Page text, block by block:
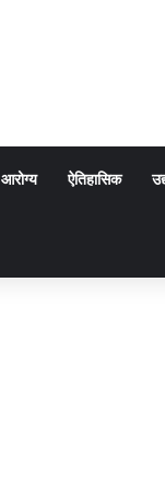
आरोग्य ऐतिहासिक